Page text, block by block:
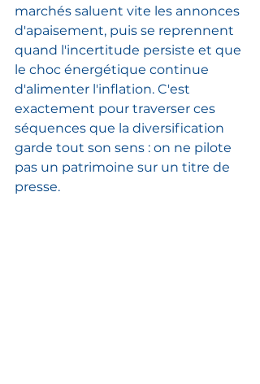
marchés saluent vite les annonces
d'apaisement, puis se reprennent
quand l'incertitude persiste et que
le choc énergétique continue
d'alimenter l'inflation. C'est
exactement pour traverser ces
séquences que la diversification
garde tout son sens : on ne pilote
pas un patrimoine sur un titre de
presse.